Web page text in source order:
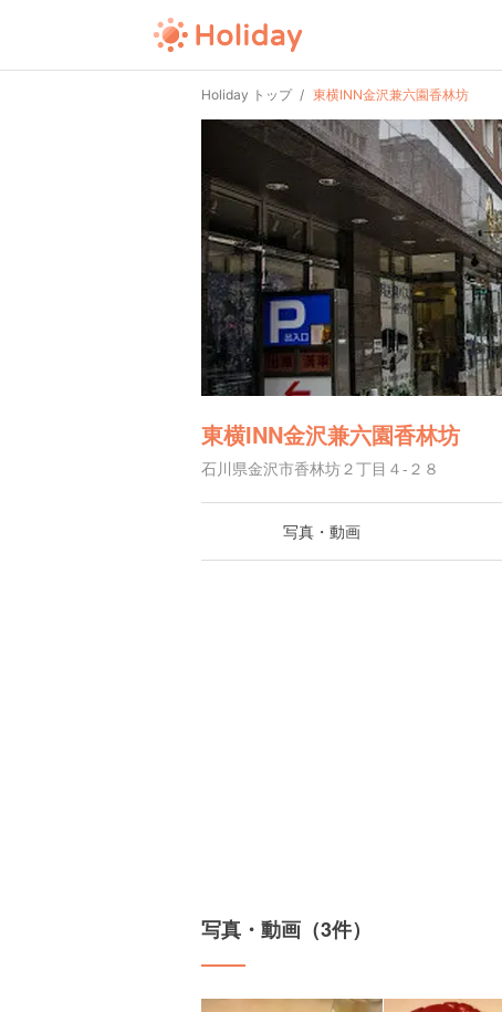
Holiday トップ 東横INN金沢兼六園香林坊
東横INN金沢兼六園香林坊
石川県金沢市香林坊２丁目４-２８
写真・動画
写真・動画（3件）